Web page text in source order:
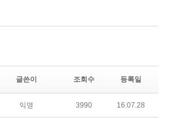
글쓴이 조회수 등록일
익명 3990 16.07.28